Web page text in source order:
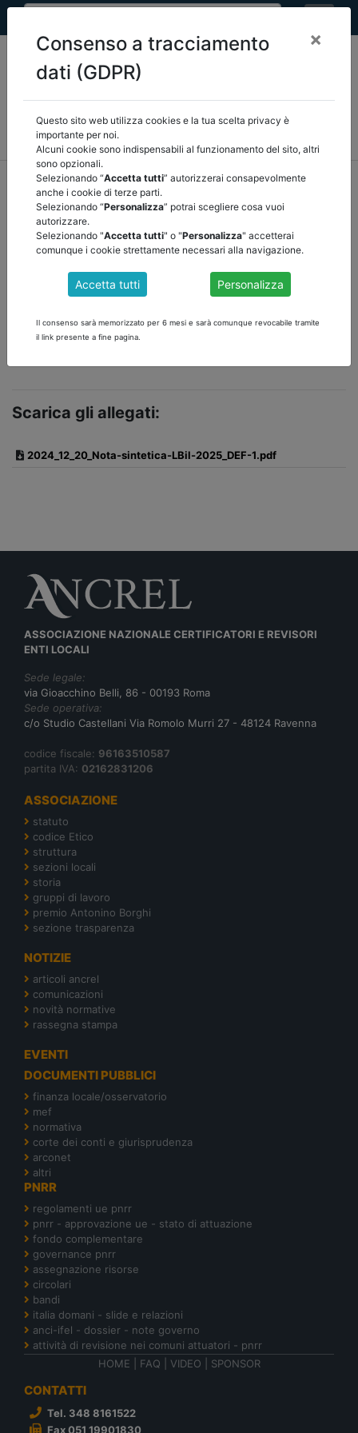
MEF FINANZA LOCALE/OSSERVATORIO
NORMATIVA
CORTE DEI CONTI E GIURISPRUDENZA
home documenti pubblici normativa/torna indietro
DOCUMENTI PUBBLICI
NOTA SINTETICA SULLE NOVITÀ PER COMUNI E
CITTÀ METROPOLITANE INTRODOTTE IN
scarica il documento
Scarica gli allegati:
2024_12_20_Nota-sintetica-LBil-2025_DEF-1.pdf
ASSOCIAZIONE NAZIONALE CERTIFICATORI E REVISORI
ENTI LOCALI
Sede legale:
via Gioacchino Belli, 86 - 00193 Roma
Sede operativa:
c/o Studio Castellani Via Romolo Murri 27 - 48124 Ravenna
codice fiscale: 96163510587
partita IVA: 02162831206
ASSOCIAZIONE
statuto
codice Etico
struttura
sezioni locali
storia
gruppi di lavoro
premio Antonino Borghi
sezione trasparenza
NOTIZIE
articoli ancrel
comunicazioni
novità normative
rassegna stampa
EVENTI
DOCUMENTI PUBBLICI
finanza locale/osservatorio
mef
normativa
corte dei conti e giurisprudenza
arconet
altri
PNRR
regolamenti ue pnrr
pnrr - approvazione ue - stato di attuazione
fondo complementare
governance pnrr
assegnazione risorse
circolari
bandi
italia domani - slide e relazioni
anci-ifel - dossier - note governo
attività di revisione nei comuni attuatori - pnrr
HOME
FAQ VIDEO SPONSOR
CONTATTI
Tel. 348 8161522
Fax 051 19901830
Consenso a tracciamento
dati (GDPR)
×
Questo sito web utilizza cookies e la tua scelta privacy è
importante per noi.
Alcuni cookie sono indispensabili al funzionamento del sito, altri
sono opzionali.
Selezionando “Accetta tutti” autorizzerai consapevolmente
anche i cookie di terze parti.
Selezionando “Personalizza” potrai scegliere cosa vuoi
autorizzare.
Selezionando "Accetta tutti" o "Personalizza" accetterai
comunque i cookie strettamente necessari alla navigazione.
Accetta tutti Personalizza
Il consenso sarà memorizzato per 6 mesi e sarà comunque revocabile tramite
il link presente a fine pagina.